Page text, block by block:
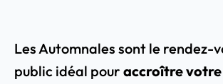
Les Automnales sont le rendez-
public idéal pour accroître